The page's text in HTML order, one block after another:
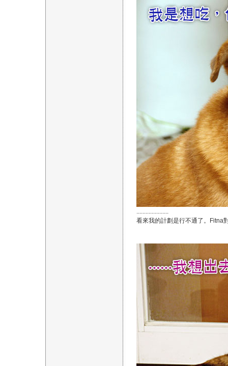
.....................
看來我的計劃是行不通了。Fitna